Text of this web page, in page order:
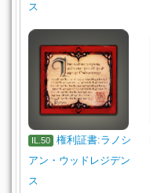
ス
IL.50
権利証書:ラノシ
アン・ウッドレジデン
ス